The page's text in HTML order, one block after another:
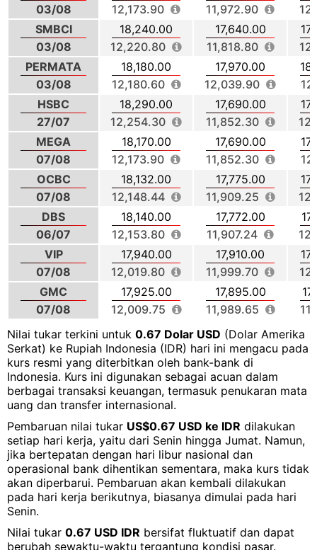
03/08
12,173.90
11,972.90
SMBCI
03/08
18,240.00
12,220.80
17,640.00
11,818.80
PERMATA
03/08
18,180.00
12,180.60
17,970.00
12,039.90
HSBC
27/07
18,290.00
12,254.30
17,690.00
11,852.30
MEGA
07/08
18,170.00
12,173.90
17,690.00
11,852.30
OCBC
07/08
18,132.00
12,148.44
17,775.00
11,909.25
DBS
06/07
18,140.00
12,153.80
17,772.00
11,907.24
VIP
07/08
17,940.00
12,019.80
17,910.00
11,999.70
GMC
07/08
17,925.00
12,009.75
17,895.00
11,989.65
Nilai tukar terkini untuk 0.67 Dolar USD (Dolar Amerika
Serkat) ke Rupiah Indonesia (IDR) hari ini mengacu pada
kurs resmi yang diterbitkan oleh bank-bank di
Indonesia. Kurs ini digunakan sebagai acuan dalam
berbagai transaksi keuangan, termasuk penukaran mata
uang dan transfer internasional.
Pembaruan nilai tukar US$0.67 USD ke IDR dilakukan
setiap hari kerja, yaitu dari Senin hingga Jumat. Namun,
jika bertepatan dengan hari libur nasional dan
operasional bank dihentikan sementara, maka kurs tidak
akan diperbarui. Pembaruan akan kembali dilakukan
pada hari kerja berikutnya, biasanya dimulai pada hari
Senin.
Nilai tukar 0.67 USD IDR bersifat fluktuatif dan dapat
berubah sewaktu-waktu tergantung kondisi pasar.